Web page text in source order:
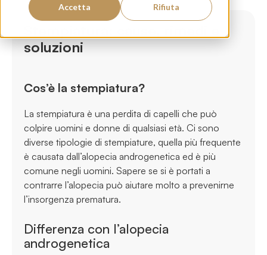
Accetta Rifiuta
soluzioni
Cos’è la stempiatura?
La stempiatura è una perdita di capelli che può
colpire uomini e donne di qualsiasi età. Ci sono
diverse tipologie di stempiature, quella più frequente
è causata dall’alopecia androgenetica ed è più
comune negli uomini. Sapere se si è portati a
contrarre l’alopecia può aiutare molto a prevenirne
l’insorgenza prematura.
Differenza con l’alopecia
androgenetica